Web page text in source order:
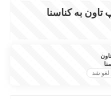
به کناسنا
لغو شد